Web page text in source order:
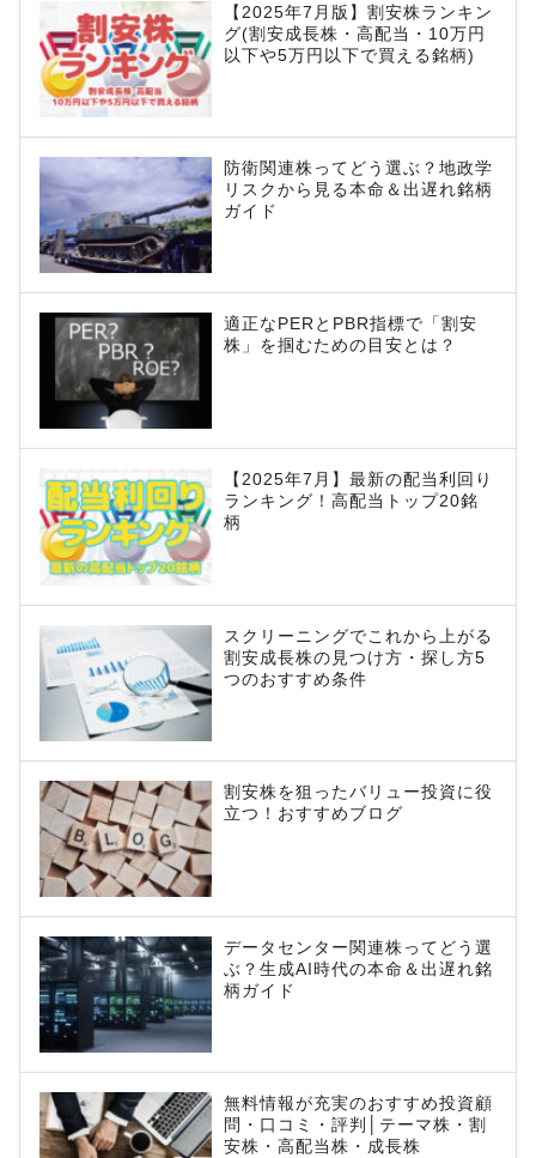
【2025年7月版】割安株ランキン
グ(割安成長株・高配当・10万円
以下や5万円以下で買える銘柄)
防衛関連株ってどう選ぶ？地政学
リスクから見る本命＆出遅れ銘柄
ガイド
適正なPERとPBR指標で「割安
株」を掴むための目安とは？
【2025年7月】最新の配当利回り
ランキング！高配当トップ20銘
柄
スクリーニングでこれから上がる
割安成長株の見つけ方・探し方5
つのおすすめ条件
割安株を狙ったバリュー投資に役
立つ！おすすめブログ
データセンター関連株ってどう選
ぶ？生成AI時代の本命＆出遅れ銘
柄ガイド
無料情報が充実のおすすめ投資顧
問・口コミ・評判│テーマ株・割
安株・高配当株・成長株